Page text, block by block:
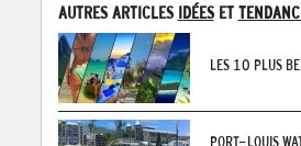
AUTRES ARTICLES IDÉESET
LES 10 PLUS
PORT-LOUIS